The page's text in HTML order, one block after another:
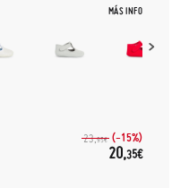
MÁS INFO
23,95€ (-15%)
20,35€